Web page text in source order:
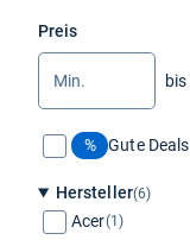
Preis
Min.
bis
Max.
% Gute Deals
Hersteller(6)
Acer(1)